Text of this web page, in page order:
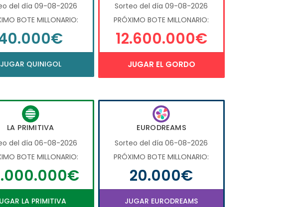
del día 09-08-2026
BOTE MILLONARIO:
JUGAR QUINIGOL
Sorteo del día 09-08-2026
PRÓXIMO BOTE MILLONARIO:
12.600.000€
JUGAR EL GORDO
LA PRIMITIVA
del día 06-08-2026
BOTE MILLONARIO:
LA PRIMITIVA
EURODREAMS
Sorteo del día 06-08-2026
PRÓXIMO BOTE MILLONARIO:
20.000€
JUGAR EURODREAMS